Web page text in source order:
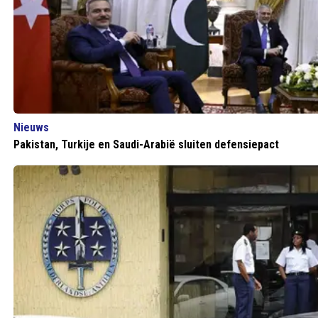
Nieuws
Pakistan, Turkije en Saudi-Arabië sluiten defensiepact